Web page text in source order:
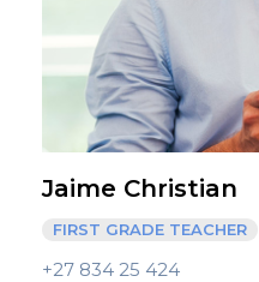
Jaime Christian
FIRST GRADE TEACHER
+27 834 25 424